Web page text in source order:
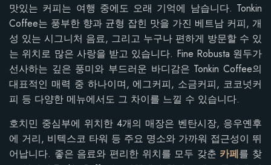
맛있는 커피는 여행 중에도 오래 기억에 남습니다. Tonkin
Coffee는 풍부한 향과 균형 잡힌 맛을 가진 베트남 커피, 개
성 있는 시그니처 음료, 그리고 누구나 편하게 방문할 수 있
는 위치로 많은 사랑을 받고 있습니다. Fine Robusta 원두가
선사하는 깊은 풍미와 부드러운 바디감은 Tonkin Coffee의
대표적인 매력 중 하나이며, 에그커피, 소금커피, 코코넛커
피 등 다양한 메뉴에서도 그 차이를 느낄 수 있습니다.
호치민 중심부에 위치한 4개의 매장은 벤탄시장, 응우옌후
에 거리, 비텍스코 타워 등 주요 명소와 가까워 접근성이 뛰
어납니다. 좋은 음료와 편리한 위치를 모두 갖춘 카페를 찾